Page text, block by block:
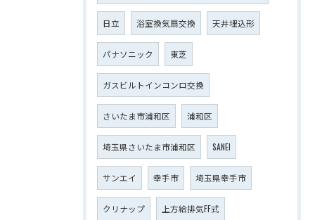
日立 浴室換気扇交換 天井埋込形
パナソニック 東芝
ガスビルトインコンロ交換
さいたま市浦和区 浦和区
埼玉県さいたま市浦和区 SANEI
サンエイ 幸手市 埼玉県幸手市
クリナップ 上方給排気FF式